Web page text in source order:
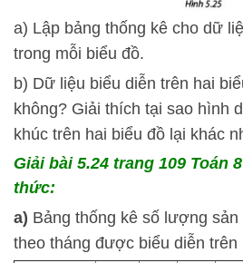
a) Lập bảng thống kê cho dữ
trong mỗi biểu đồ.
b) Dữ liệu biểu diễn trên hai
không? Giải thích tại sao hình
khúc trên hai biểu đồ lại khác
Giải bài 5.24 trang 109 Toán
thức:
a) Bảng thống kê số lượng
theo tháng được biểu diễn